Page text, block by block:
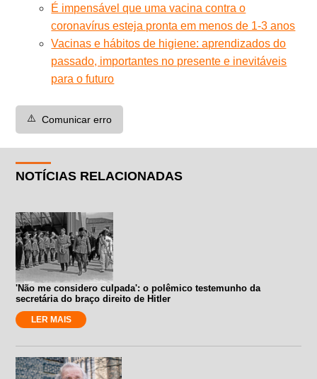
É impensável que uma vacina contra o
coronavírus esteja pronta em menos de 1-3 anos
Vacinas e hábitos de higiene: aprendizados do
passado, importantes no presente e inevitáveis
para o futuro
⚠️ Comunicar erro
NOTÍCIAS RELACIONADAS
'Não me considero culpada': o polêmico testemunho da
secretária do braço direito de Hitler
LER MAIS